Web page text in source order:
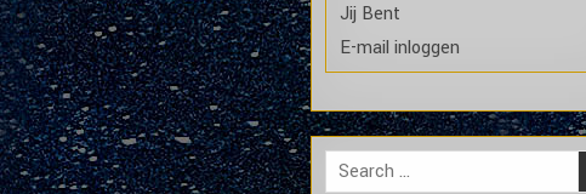
Jij Bent
E-mail inloggen
Search
for: